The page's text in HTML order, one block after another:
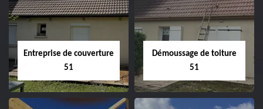
Entreprise de couverture
51
Démoussage de toiture
51